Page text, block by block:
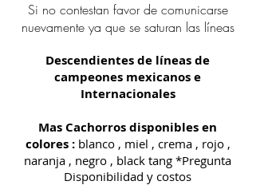
Si no contestan favor de comunicarse
nuevamente ya que se saturan las líneas
Descendientes de líneas de
campeones mexicanos e
Internacionales
Mas Cachorros disponibles en
colores :blanco , miel , crema , rojo ,
naranja , negro , black tang *Pregunta
Disponibilidad y costos